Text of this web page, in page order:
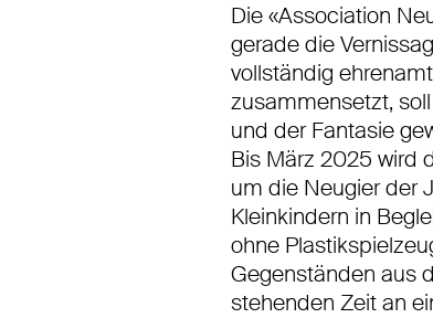
Die «Association
gerade die
vollständig
zusammensetzt,
und der Fantasie
Bis März 2025 wird
um die Neugier der
Kleinkindern in
ohne
Gegenständen aus
stehenden Zeit an